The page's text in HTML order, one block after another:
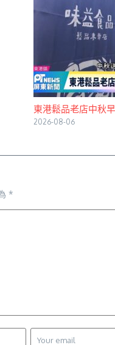
東港鬆品老店中秋
2026-08-06
*